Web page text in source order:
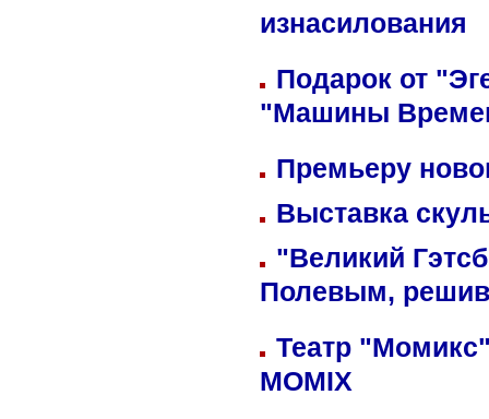
изнасилования
Подарок от
"Машины
Премьеру
Выставка
"Великий
Полевым,
Театр
MOMIX